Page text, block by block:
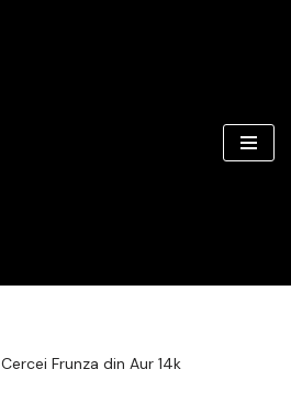
Cercei Frunza din Aur 14k